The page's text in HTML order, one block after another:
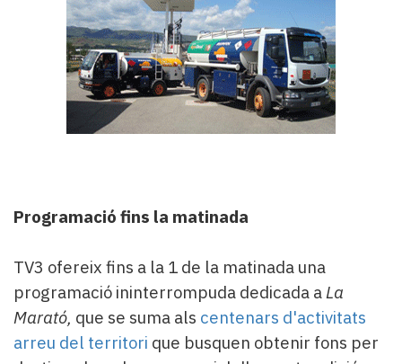
Programació fins la matinada
TV3 ofereix fins a la 1 de la matinada una
programació ininterrompuda dedicada aLa
Marató, que se suma als centenars d'activitats
arreu del territori que busquen obtenir fons per